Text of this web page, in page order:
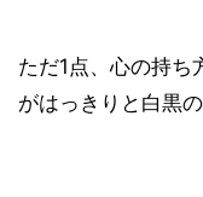
ただ1点、心の持ち
がはっきりと白黒